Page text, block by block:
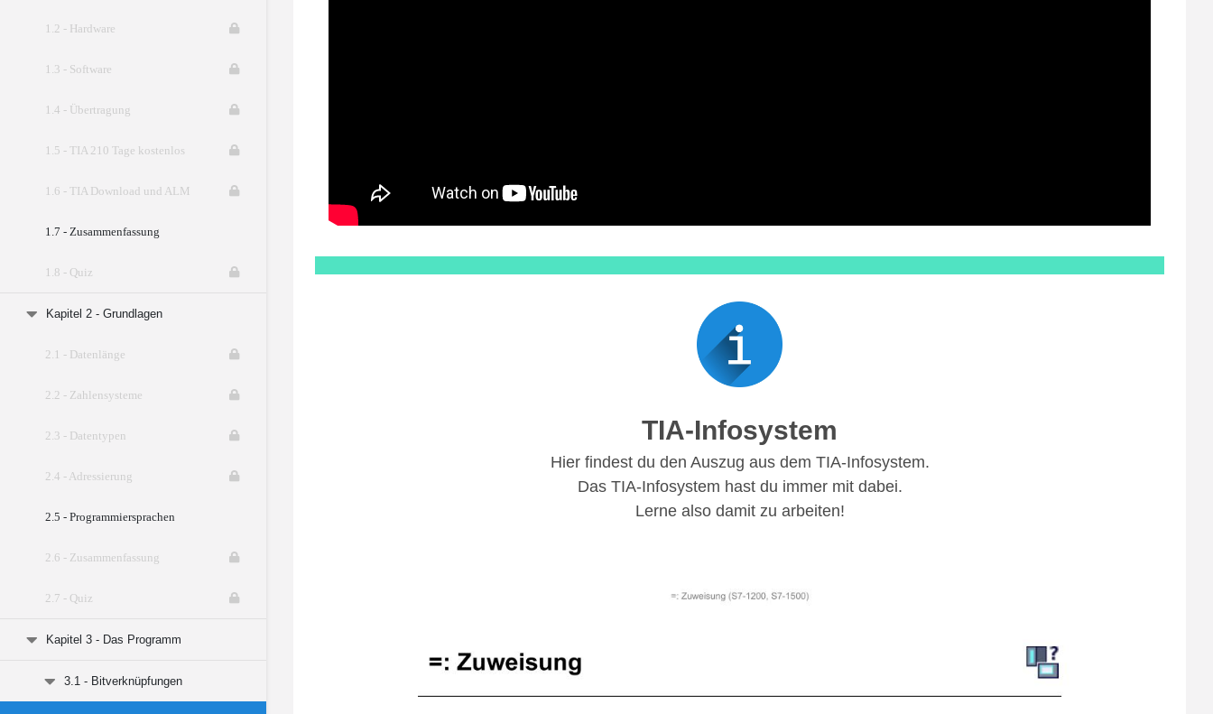
1.2 - Hardware
1.3 - Software
1.4 - Übertragung
1.5 - TIA 210 Tage kostenlos
1.6 - TIA Download und ALM
1.7 - Zusammenfassung
1.8 - Quiz
Kapitel 2 - Grundlagen
2.1 - Datenlänge
2.2 - Zahlensysteme
2.3 - Datentypen
2.4 - Adressierung
2.5 - Programmiersprachen
2.6 - Zusammenfassung
2.7 - Quiz
Kapitel 3 - Das Programm
3.1 - Bitverknüpfungen
TIA-Infosystem
Hier findest du den Auszug aus dem TIA-Infosystem.
Das TIA-Infosystem hast du immer mit dabei.
Lerne also damit zu arbeiten!